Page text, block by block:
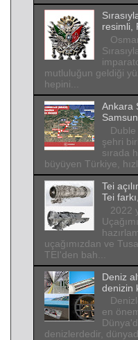
resimli,
mutluluğun geldiği
hepini...
Ankara
Duble
şehri
sırada
büyüyen Türkiye,
Tei
Tei
2022
uçağımızdan ve
TEI'den bah...
Deniz
denizin
en
denizlerdedir,